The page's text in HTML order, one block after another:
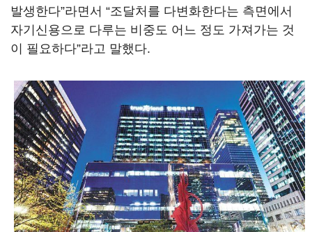
발생한다”라면서 “조달처를 다변화한다는 측면에서
자기신용으로 다루는 비중도 어느 정도 가져가는 것
이 필요하다”라고 말했다.